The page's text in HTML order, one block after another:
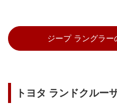
ジープ ラングラー
トヨタ ランドクルー